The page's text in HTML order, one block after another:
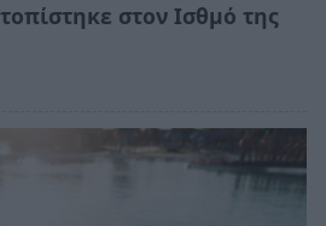
στον Ισθμό της